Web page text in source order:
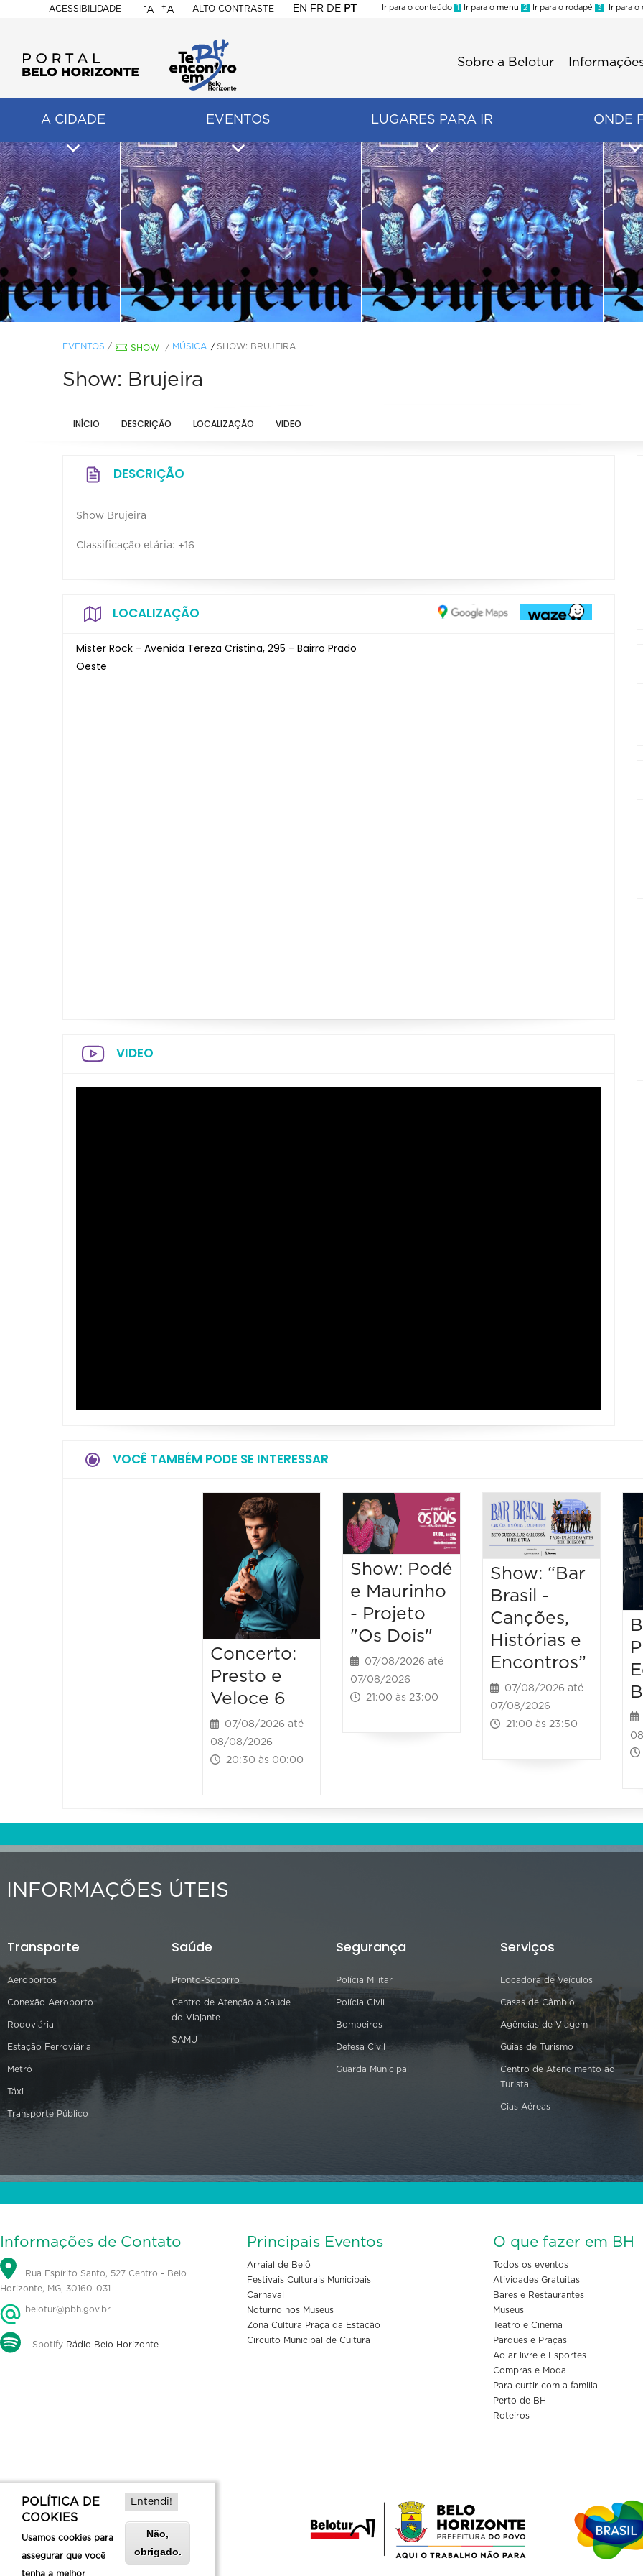
ACESSIBILIDADE
BELO
HORIZONTE
-A +A ALTO CONTRASTE EN FR DE PT
Ir para o conteúdo 1 Ir para o menu 2 Ir para o rodapé 3 Ir para o
Sobre a Belotur
A CIDADE EVENTOS LUGARES PARA IR ONDE
EVENTOS / SHOW / MÚSICA SHOW: BRUJEIRA
Show: Brujeira
INÍCIO DESCRIÇÃO LOCALIZAÇÃO VIDEO
DESCRIÇÃO
Show Brujeira
Classificação etária: +16
LOCALIZAÇÃO
Mister Rock - Avenida Tereza Cristina, 295 - Bairro Prado
Oeste
VIDEO
VOCÊ TAMBÉM PODE SE INTERESSAR
Concerto:
Presto e
Veloce 6
07/08/2026 até
08/08/2026
20:30 às 00:00
Show: Podé
e Maurinho
- Projeto
"Os Dois"
07/08/2026 até
07/08/2026
21:00 às 23:00
Show: “Bar
Brasil -
Canções,
Histórias e
Encontros”
07/08/2026 até
07/08/2026
21:00 às 23:50
INFORMAÇÕES ÚTEIS
Transporte
Aeroportos
Conexão Aeroporto
Rodoviária
Estação Ferroviária
Metrô
Táxi
Transporte Público
Saúde
Pronto-Socorro
Centro de Atenção à Saúde
do Viajante
SAMU
Segurança
Polícia Militar
Polícia Civil
Bombeiros
Defesa Civil
Guarda Municipal
Serviços
Locadora de Veículos
Casas de Câmbio
Agências de Viagem
Guias de Turismo
Centro de Atendimento ao
Turista
Cias Aéreas
Informações de Contato
Rua Espírito Santo, 527 Centro - Belo
Horizonte, MG, 30160-031
belotur@pbh.gov.br
Spotify Rádio Belo Horizonte
Principais Eventos
Arraial de Belô
Festivais Culturais Municipais
Carnaval
Noturno nos Museus
Zona Cultura Praça da Estação
Circuito Municipal de Cultura
O que fazer em BH
Todos os eventos
Atividades Gratuitas
Bares e Restaurantes
Museus
Teatro e Cinema
Parques e Praças
Ao ar livre e Esportes
Compras e Moda
Para curtir com a familia
Perto de BH
Roteiros
POLÍTICA DE
COOKIES
Usamos cookies para
assegurar que você
tenha a melhor
Entendi!
Não,
obrigado.